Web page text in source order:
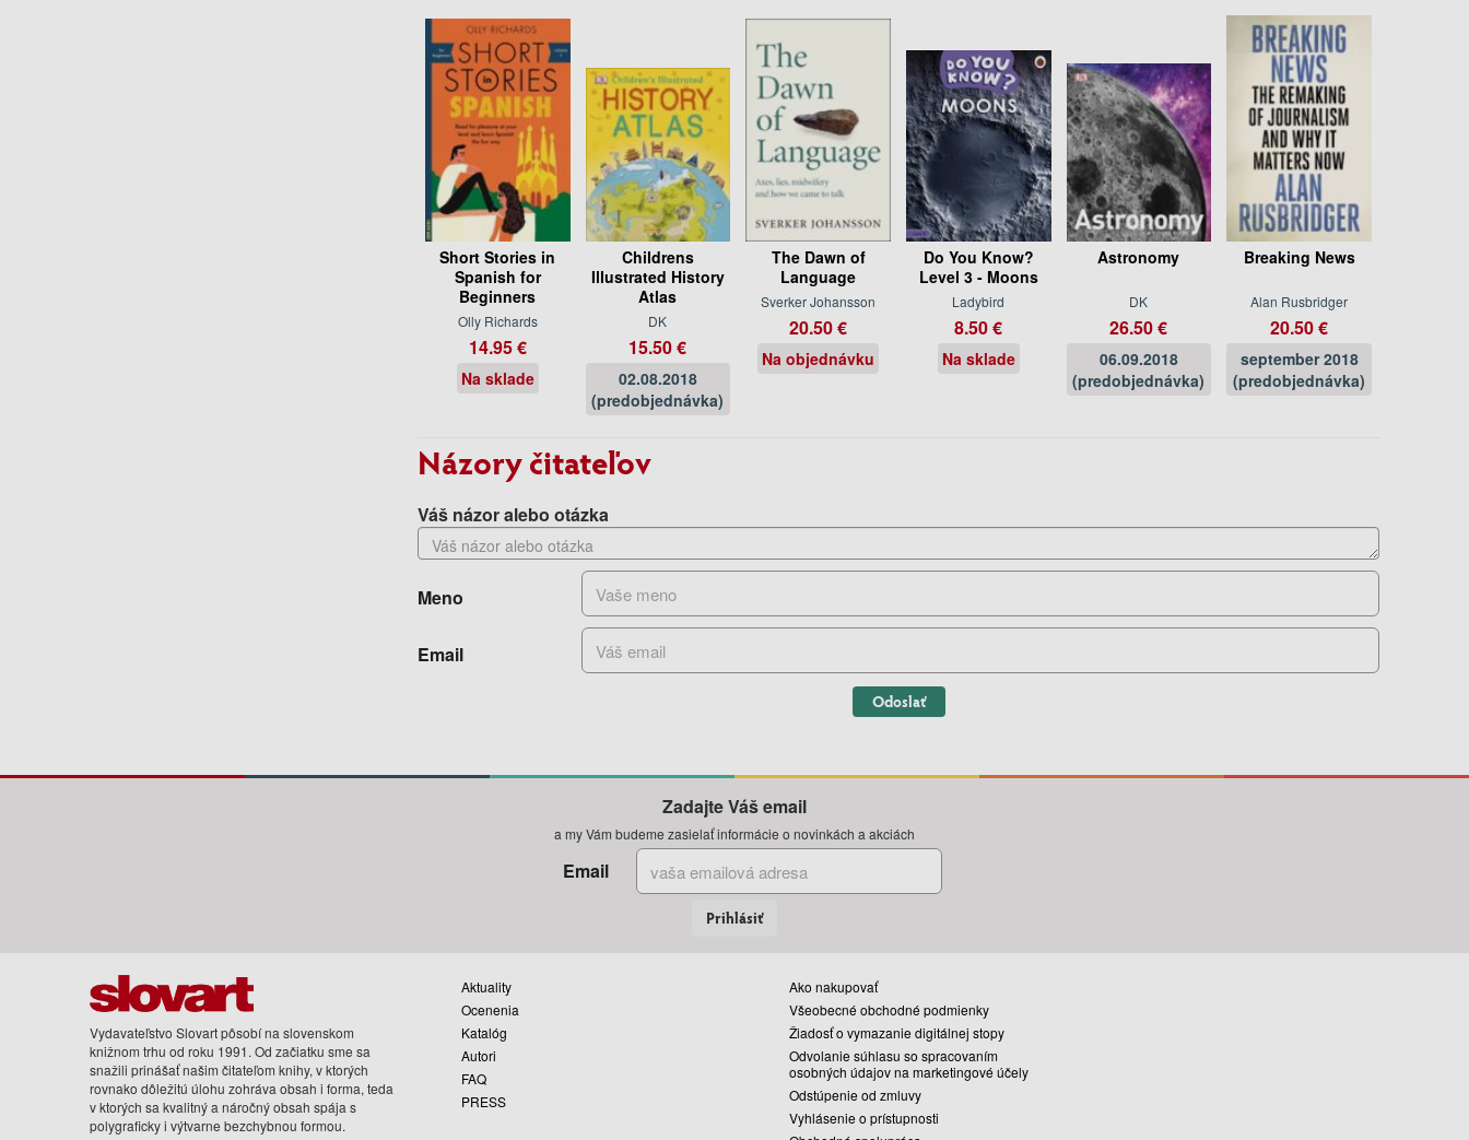
Short Stories in
Spanish for
Beginners
Olly Richards
14.95 €
Na sklade
Childrens
Illustrated History
Atlas
DK
15.50 €
02.08.2018
(predobjednávka)
The Dawn of
Language
Sverker Johansson
20.50 €
Na objednávku
Do You Know?
Level 3 - Moons
Ladybird
8.50 €
Na sklade
Astronomy
DK
26.50 €
06.09.2018
(predobjednávka)
Breaking News
Alan Rusbridger
20.50 €
september 2018
(predobjednávka)
Názory čitateľov
Váš názor alebo otázka
Meno
Email
Odoslať
Zadajte Váš email
a my Vám budeme zasielať informácie o novinkách a akciách
Email
Prihlásiť
Vydavateľstvo Slovart pôsobí na slovenskom
knižnom trhu od roku 1991. Od začiatku sme sa
snažili prinášať našim čitateľom knihy, v ktorých
rovnako dôležitú úlohu zohráva obsah i forma, teda
v ktorých sa kvalitný a náročný obsah spája s
polygraficky i výtvarne bezchybnou formou.
Aktuality
Ocenenia
Katalóg
Autori
FAQ
PRESS
Ako nakupovať
Všeobecné obchodné podmienky
Žiadosť o vymazanie digitálnej stopy
Odvolanie súhlasu so spracovaním
osobných údajov na marketingové účely
Odstúpenie od zmluvy
Vyhlásenie o prístupnosti